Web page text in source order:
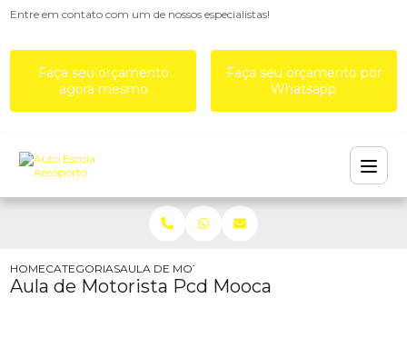
Entre em contato com um de nossos especialistas!
Faça seu orçamento
agora mesmo
Faça seu orçamento por
Whatsapp
HOMECATEGORIASAULA DE MOTORISTA PCD MOOCA
Aula de Motorista Pcd Mooca